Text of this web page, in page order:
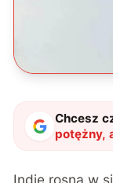
Chcesz
potężny,
pocisk,
Indie rosną w